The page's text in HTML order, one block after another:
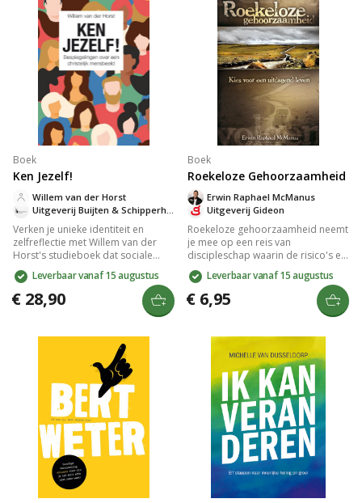
Boek
Ken Jezelf!
Uitgeverij Buijten & Schipperheijn
Willem van der Horst
Verken je unieke identiteit en
zelfreflectie met Willem van der
Horst's studieboek dat sociale
wetenschap, filosofie en theologie
combineert. Ontdek de rol van
medemensen, vrijheid,
verantwoordelijkheid en je ziel in
het christelijk mensbeeld. Perfect
Leverbaar vanaf 15 augustus
€ 28,90
Boek
Roekeloze Gehoorzaamheid
Uitgeverij Gideon
Erwin Raphael McManus
Roekeloze gehoorzaamheid neemt
je mee op een reis van
discipleschap waarin de risico's en
beloningen van gehoorzaamheid
aan Jezus worden verkend. Met
inspirerende verhalen en
praktische inzichten biedt het een
unieke kijk op geloof en roeping,
diepgang zoekt in hun spirituele
Leverbaar vanaf 15 augustus
€ 6,95